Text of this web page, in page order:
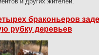
браконьеров
рубку деревьев